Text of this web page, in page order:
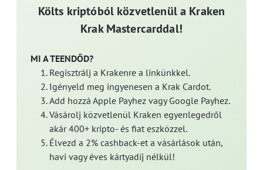
Költs kriptóból közvetlenül a Kraken
Krak Mastercarddal!
MI A TEENDŐD?
Regisztrálj a Krakenre a linkünkkel.
Igényeld meg ingyenesen a Krak Cardot.
Add hozzá Apple Payhez vagy Google Payhez.
Vásárolj közvetlenül Kraken egyenlegedről
akár 400+ kripto- és fiat eszközzel.
Élvezd a 2% cashback-et a vásárlások után,
havi vagy éves kártyadíj nélkül!